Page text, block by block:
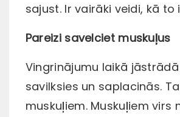
sajust. Ir vairāki veidi, kā to
Pareizi savelciet muskuļus
Vingrinājumu laikā
savilksies un saplacinās.
muskuļiem. Muskuļiem